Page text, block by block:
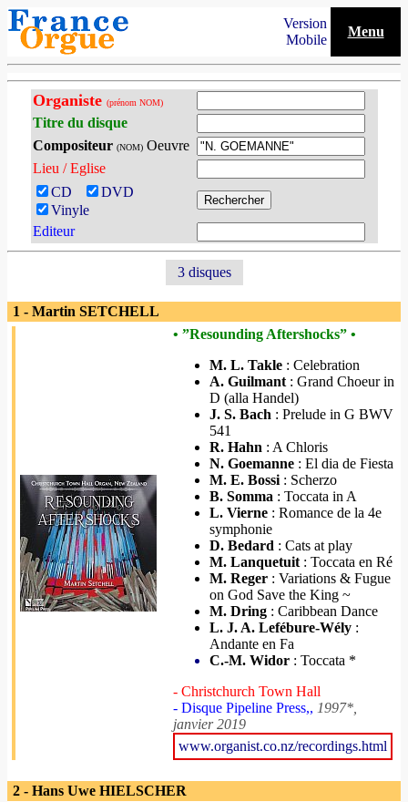
Version
Mobile
Menu
Organiste (prénom NOM)
Titre du disque
Compositeur (NOM)Oeuvre
Lieu / Eglise
CD
DVD
Vinyle
Editeur
3 disques
1 - Martin SETCHELL
• ”Resounding Aftershocks” •
M. L. Takle : Celebration
A. Guilmant : Grand Choeur in
D (alla Handel)
J. S. Bach : Prelude in G BWV
541
R. Hahn : A Chloris
N. Goemanne : El dia de Fiesta
M. E. Bossi : Scherzo
B. Somma : Toccata in A
L. Vierne : Romance de la 4e
symphonie
D. Bedard : Cats at play
M. Lanquetuit : Toccata en Ré
M. Reger : Variations & Fugue
on God Save the King ~
M. Dring : Caribbean Dance
L. J. A. Lefébure-Wély :
Andante en Fa
C.-M. Widor : Toccata *
- Christchurch Town Hall
- Disque Pipeline Press,, 1997*,
janvier 2019
www.organist.co.nz/recordings.html
2 - Hans Uwe HIELSCHER